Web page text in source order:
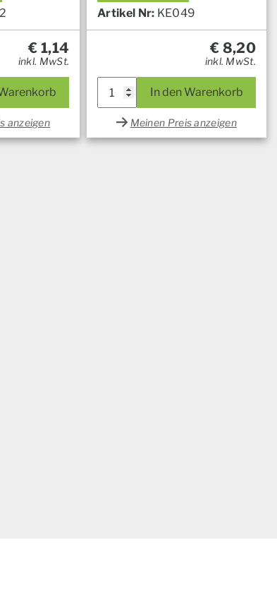
€ 1,14
inkl. MwSt.
anzeigen
Artikel Nr: KE049
€ 8,20
inkl. MwSt.
In den Warenkorb
Meinen Preis anzeigen